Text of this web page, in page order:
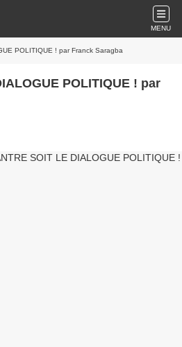
MENU
POLITIQUE ! par Franck Saragba
POLITIQUE ! par